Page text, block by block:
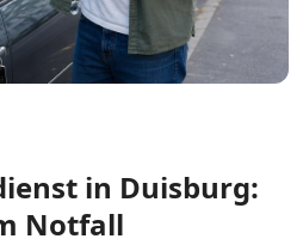
in Duisburg:
Notfall